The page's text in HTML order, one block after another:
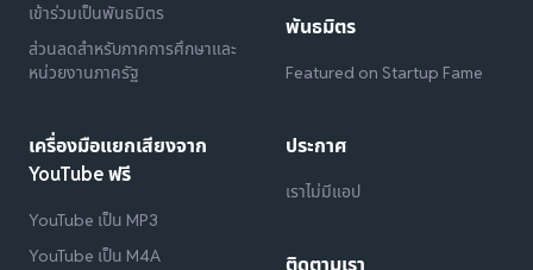
เข้าร่วมเป็นพันธมิตร
ส่วนลดสำหรับภาคการศึกษาและ
หน่วยงานภาครัฐ
เครื่องมือแยกเสียงจาก
YouTube ฟรี
YouTube เป็น MP3
YouTube เป็น M4A
พันธมิตร
Featured on Startup Fame
ประกาศ
เราไม่มีแอป
ติดตามเรา